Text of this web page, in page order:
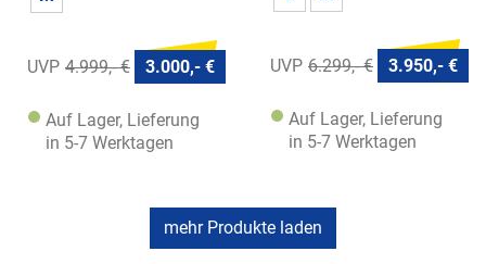
4.999,- € 3.000,- €
Auf Lager, Lieferung
in 5-7 Werktagen
6.299,- € 3.950,- €
Auf Lager, Lieferung
in 5-7 Werktagen
mehr Produkte laden